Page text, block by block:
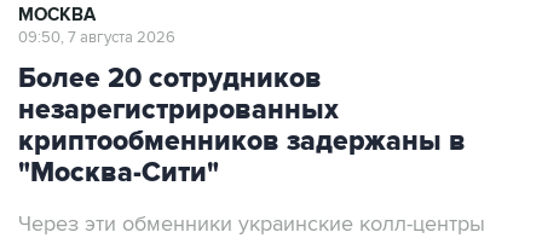
МОСКВА
09:50, 7 августа 2026
Более 20 сотрудников
незарегистрированных
криптообменников задержаны в
"Москва-Сити"
Через эти обменники украинские колл-центры